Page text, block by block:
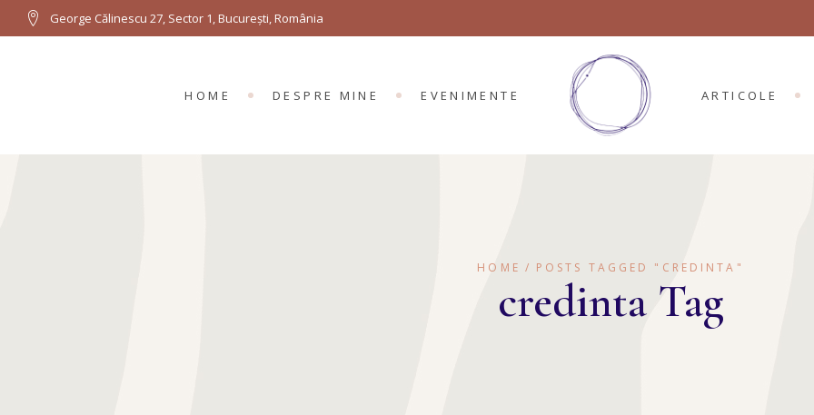
George Călinescu 27, Sector 1, București, România
HOME DESPRE MINE EVENIMENTE ARTICOLE
HOME POSTS TAGGED "CREDINTA"
credinta Tag